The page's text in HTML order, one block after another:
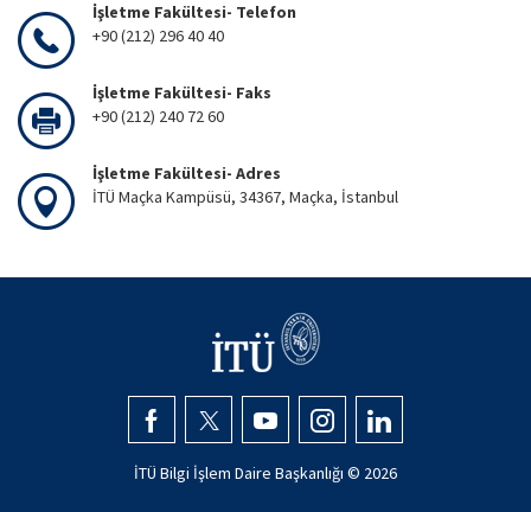
İşletme Fakültesi- Telefon
+90 (212) 296 40 40
İşletme Fakültesi- Faks
+90 (212) 240 72 60
İşletme Fakültesi- Adres
İTÜ Maçka Kampüsü, 34367, Maçka, İstanbul
İTÜ Bilgi İşlem Daire Başkanlığı © 2026